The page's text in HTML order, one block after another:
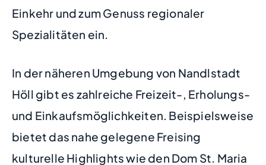
Einkehr und zum Genuss regionaler
Spezialitäten ein.
In der näheren Umgebung von Nandlstadt
Höll gibt es zahlreiche Freizeit-, Erholungs-
und Einkaufsmöglichkeiten. Beispielsweise
bietet das nahe gelegene Freising
kulturelle Highlights wie den Dom St. Maria